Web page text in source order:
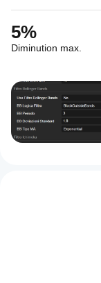
5%
Diminution max.